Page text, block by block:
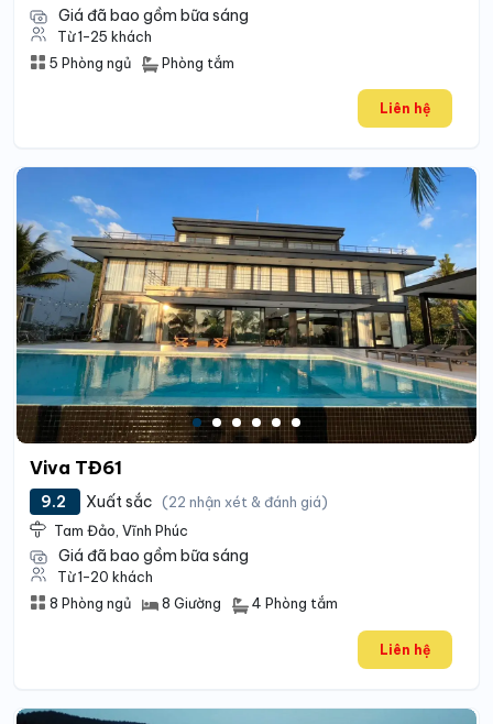
Giá đã bao gồm bữa sáng
Từ 1-25 khách
5 Phòng ngủ
Phòng tắm
Liên hệ
Viva TĐ61
9.2 Xuất sắc (22 nhận xét & đánh giá)
Tam Đảo, Vĩnh Phúc
Giá đã bao gồm bữa sáng
Từ 1-20 khách
8 Phòng ngủ
8 Giường 4 Phòng tắm
Liên hệ